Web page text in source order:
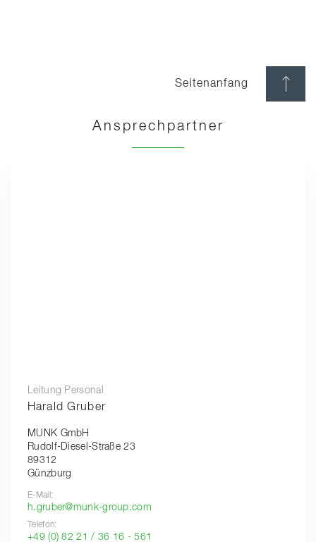
Seitenanfang
Ansprechpartner
Leitung Personal
Harald Gruber
MUNK GmbH
Rudolf-Diesel-Straße 23
89312
Günzburg
E-Mail:
h.gruber@munk-group.com
Telefon:
+49 (0) 82 21 / 36 16 - 561